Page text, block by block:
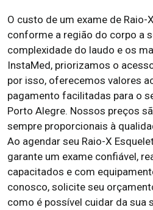
O custo de um exame de Raio-
conforme a região do corpo a
complexidade do laudo e os
InstaMed, priorizamos o
por isso, oferecemos valores
pagamento facilitadas para o
Porto Alegre. Nossos preços
sempre proporcionais à
Ao agendar seu Raio-X
garante um exame confiável,
capacitados e com
conosco, solicite seu
como é possível cuidar da sua